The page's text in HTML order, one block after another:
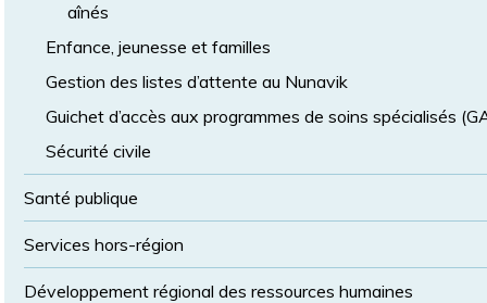
aînés
Enfance, jeunesse et familles
Gestion des listes d’attente au Nunavik
Guichet d’accès aux programmes de soins spécialisés
Sécurité civile
Santé publique
Services hors-région
Développement régional des ressources humaines